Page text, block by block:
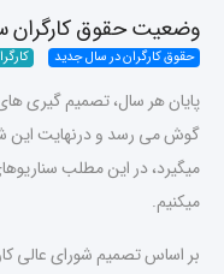
وضعیت حقوق کارگران سال ۱۴۰۲ +
حقوق کارگران در سال جدید
پایان هر سال، تصمیم گیری
گوش می رسد و درنهایت این
میکنیم.
بر اساس تصمیم شورای عالی